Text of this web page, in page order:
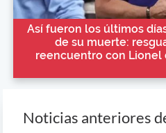
Así fueron los últimos
de su muerte:
reencuentro con Lionel
Noticias anteriores